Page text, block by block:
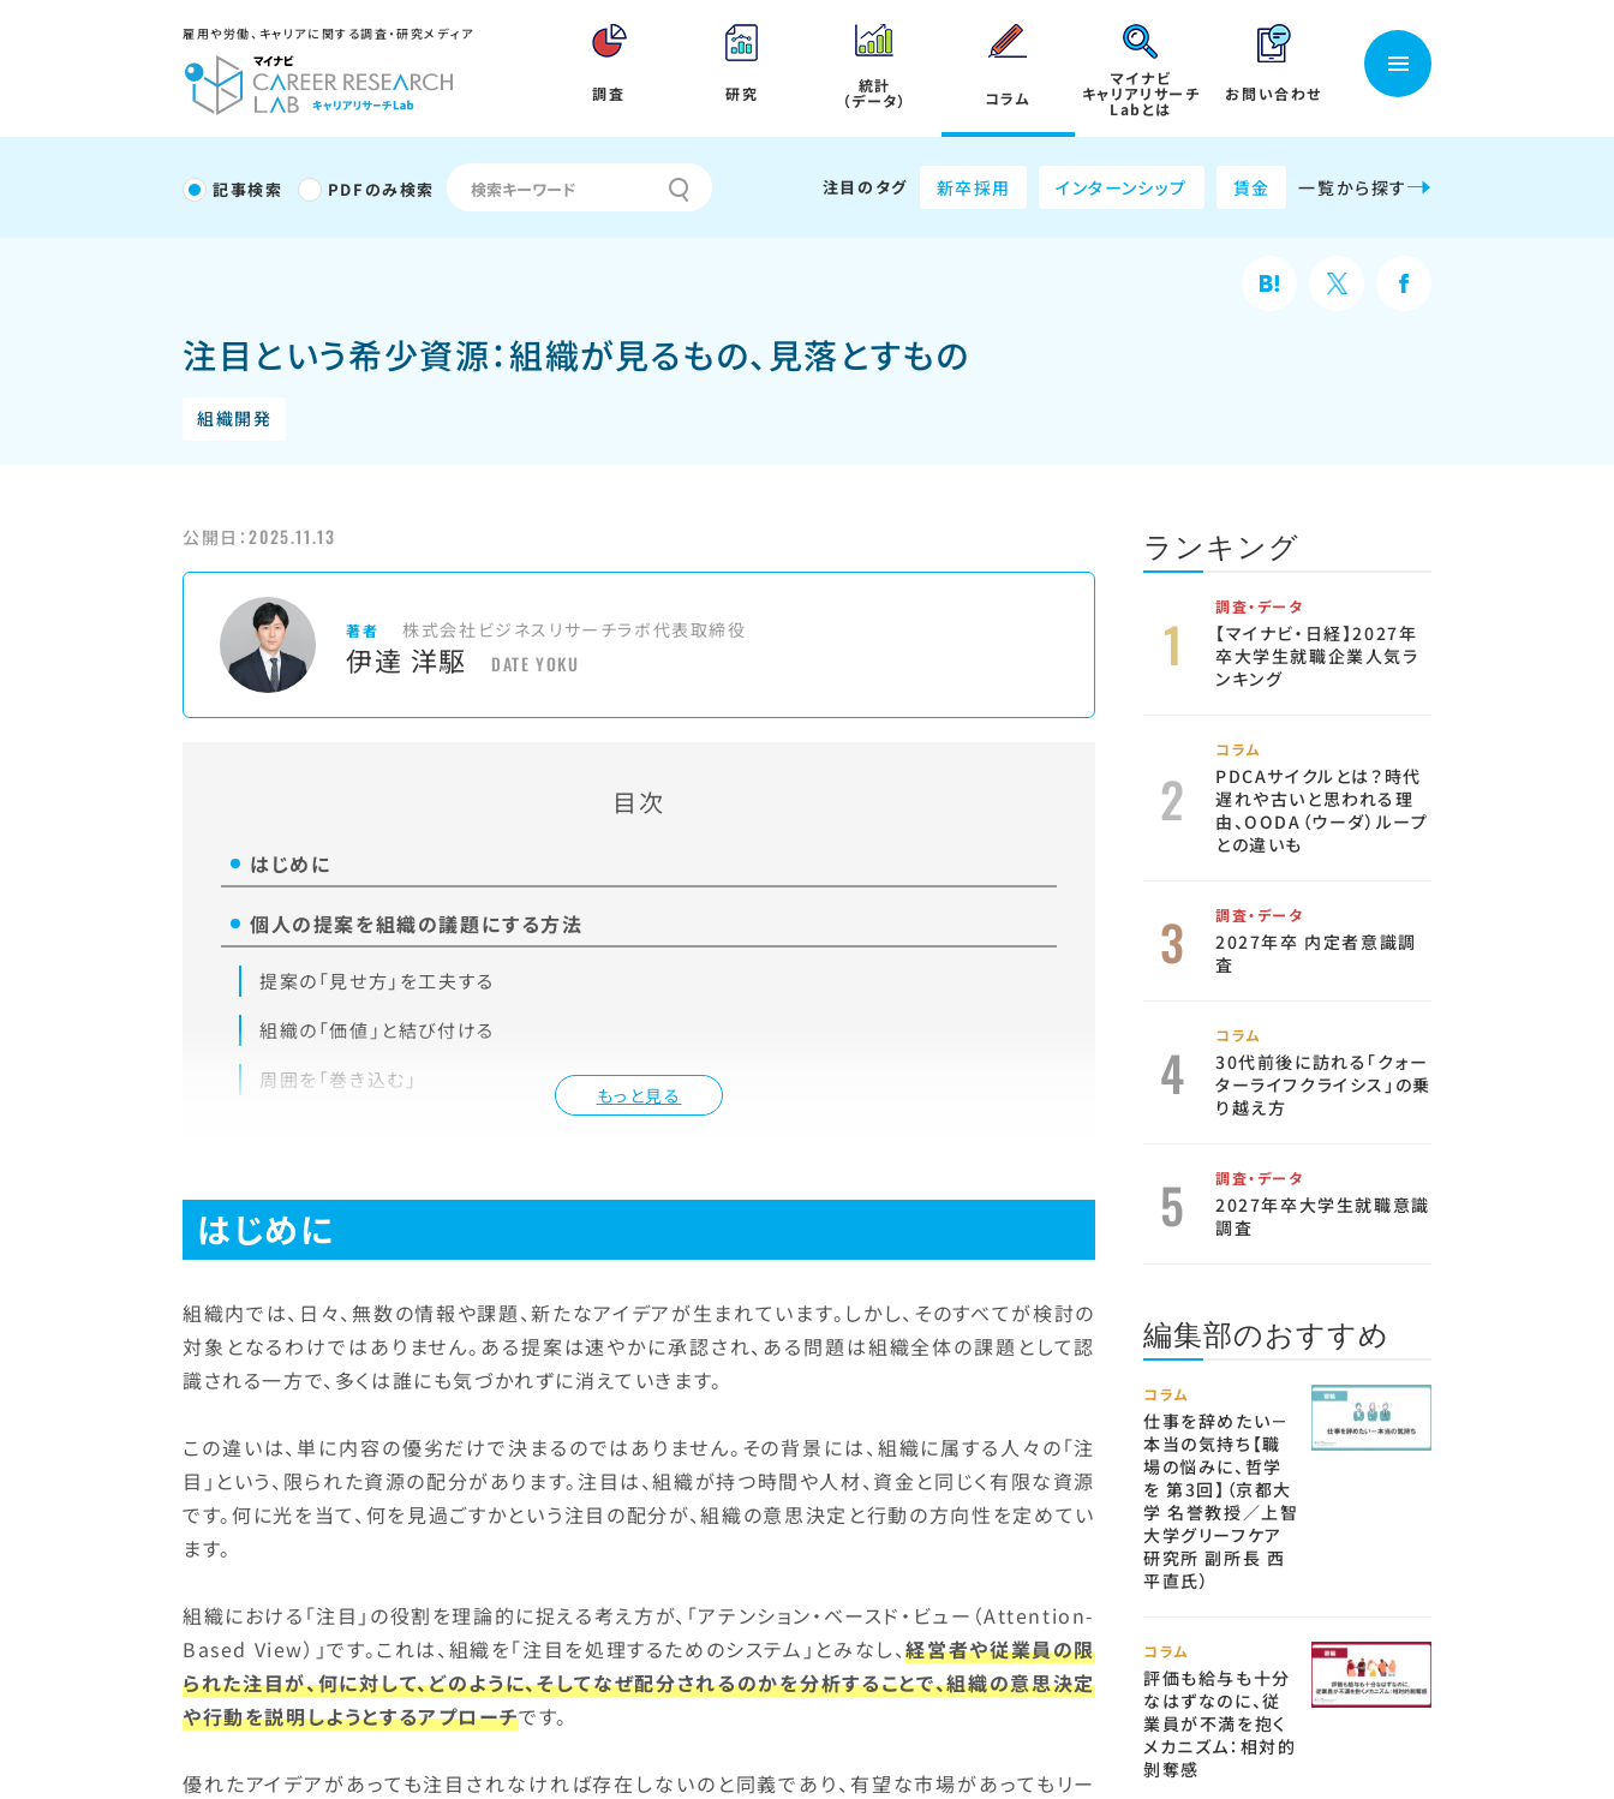
雇用や労働、キャリアに関する調査・研究メディア
調査 研究 統計
（データ） コラム
マイナビ
キャリアリサーチ
Labとは
お問い合わせ
記事検索 PDFのみ検索 注目のタグ 新卒採用 インターンシップ 賃金 一覧から探す
注目という希少資源：組織が見るもの、見落とすもの
組織開発
公開日：2025.11.13
著者 株式会社ビジネスリサーチラボ代表取締役
伊達 洋駆 DATE YOKU
目次
もっと見る
はじめに
個人の提案を組織の議題にする方法
提案の「見せ方」を工夫する
組織の「価値」と結び付ける
周囲を「巻き込む」
はじめに
組織内では、日々、無数の情報や課題、新たなアイデアが生まれています。しかし、そのすべてが検討の
対象となるわけではありません。ある提案は速やかに承認され、ある問題は組織全体の課題として認
識される一方で、多くは誰にも気づかれずに消えていきます。
この違いは、単に内容の優劣だけで決まるのではありません。その背景には、組織に属する人々の「注
目」という、限られた資源の配分があります。注目は、組織が持つ時間や人材、資金と同じく有限な資源
です。何に光を当て、何を見過ごすかという注目の配分が、組織の意思決定と行動の方向性を定めてい
ます。
組織における「注目」の役割を理論的に捉える考え方が、「アテンション・ベースド・ビュー（Attention-
Based View）」です。これは、組織を「注目を処理するためのシステム」とみなし、経営者や従業員の限
られた注目が、何に対して、どのように、そしてなぜ配分されるのかを分析することで、組織の意思決定
や行動を説明しようとするアプローチです。
優れたアイデアがあっても注目されなければ存在しないのと同義であり、有望な市場があってもリー
ランキング
調査・データ
【マイナビ・日経】2027年
卒大学生就職企業人気ラ
ンキング
コラム
PDCAサイクルとは？時代
遅れや古いと思われる理
由、OODA（ウーダ）ループ
との違いも
調査・データ
2027年卒 内定者意識調
査
コラム
30代前後に訪れる「クォー
ターライフクライシス」の乗
り越え方
調査・データ
2027年卒大学生就職意識
調査
編集部のおすすめ
コラム
仕事を辞めたい－
本当の気持ち【職
場の悩みに、哲学
を 第3回】（京都大
学 名誉教授／上智
大学グリーフケア
研究所 副所長 西
平直氏）
コラム
評価も給与も十分
なはずなのに、従
業員が不満を抱く
メカニズム：相対的
剝奪感